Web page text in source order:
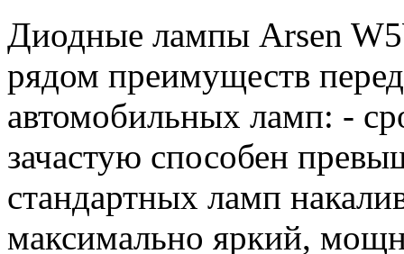
Диодные лампы Arsen
рядом преимуществ
автомобильных ламп: -
зачастую способен
стандартных ламп
максимально яркий,